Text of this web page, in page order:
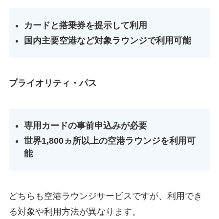
カードと搭乗券を提示して利用
国内主要空港など対象ラウンジで利用可能
プライオリティ・パス
専用カードの事前申込みが必要
世界1,800ヵ所以上の空港ラウンジを利用可
能
どちらも空港ラウンジサービスですが、利用でき
る対象や利用方法が異なります。